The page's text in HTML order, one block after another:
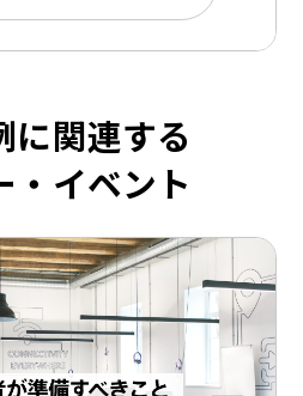
に関連する
・イベント